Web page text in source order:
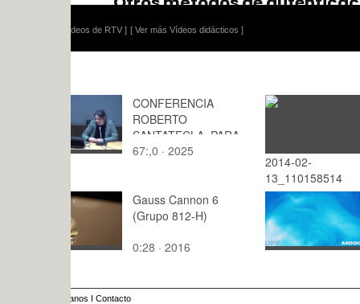
[ Ver más Vídeos didácticos ]
CONFERENCIA
ROBERTO
SANTATECLA .PARA
ALUMNOS DE AFO
67:,0 · 2025
13_110158514
Gauss Cannon 6
(Grupo 812-H)
0:28 · 2016
mejora
vegetal
1:54 · 2025